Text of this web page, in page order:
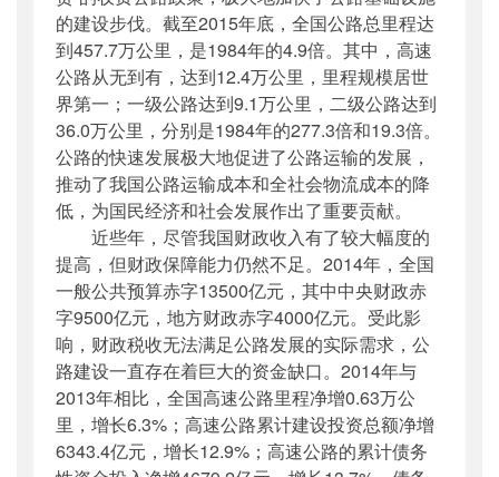
的建设步伐。截至2015年底，全国公路总里程达
到457.7万公里，是1984年的4.9倍。其中，高速
公路从无到有，达到12.4万公里，里程规模居世
界第一；一级公路达到9.1万公里，二级公路达到
36.0万公里，分别是1984年的277.3倍和19.3倍。
公路的快速发展极大地促进了公路运输的发展，
推动了我国公路运输成本和全社会物流成本的降
低，为国民经济和社会发展作出了重要贡献。
近些年，尽管我国财政收入有了较大幅度的
提高，但财政保障能力仍然不足。2014年，全国
一般公共预算赤字13500亿元，其中中央财政赤
字9500亿元，地方财政赤字4000亿元。受此影
响，财政税收无法满足公路发展的实际需求，公
路建设一直存在着巨大的资金缺口。2014年与
2013年相比，全国高速公路里程净增0.63万公
里，增长6.3%；高速公路累计建设投资总额净增
6343.4亿元，增长12.9%；高速公路的累计债务